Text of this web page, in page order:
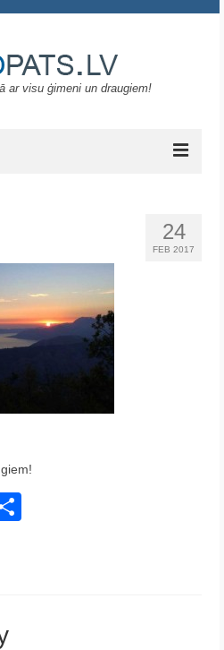
ar visu ģimeni un draugiem!
24
FEB 2017